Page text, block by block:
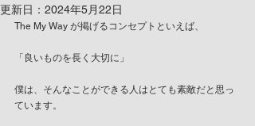
更新日： 2024年5月22日
The My Way が掲げるコンセプトといえば、
「良いものを長く大切に」
僕は、そんなことができる人はとても素敵だと思っ
ています。